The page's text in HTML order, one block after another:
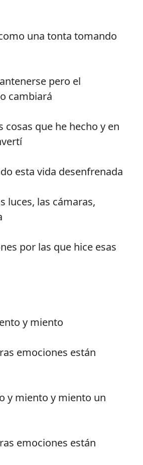
una tonta tomando
pero el
cambiará
cosas que he hecho y en
esta vida desenfrenada
luces, las cámaras,
por las que hice esas
y miento
emociones están
y miento y miento un
emociones están